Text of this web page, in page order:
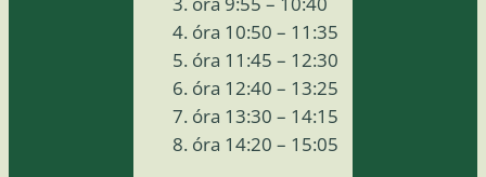
óra 10:50 – 11:35
óra 11:45 – 12:30
óra 12:40 – 13:25
óra 13:30 – 14:15
óra 14:20 – 15:05